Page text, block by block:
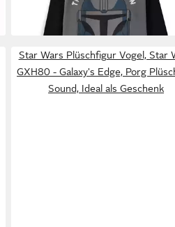
Star Wars Plüschfigur Vogel, Star
GXH80 - Galaxy's Edge, Porg
Sound, Ideal als Geschenk